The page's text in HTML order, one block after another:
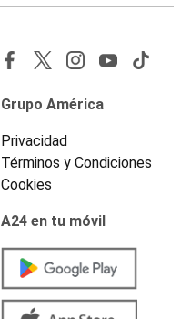
Grupo América
Privacidad
Términos y Condiciones
Cookies
A24 en tu móvil